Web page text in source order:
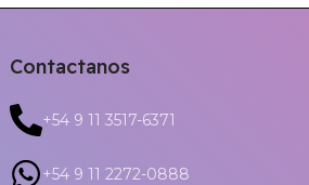
Contactanos
+54 9 11 3517-6371
+54 9 11 2272-0888